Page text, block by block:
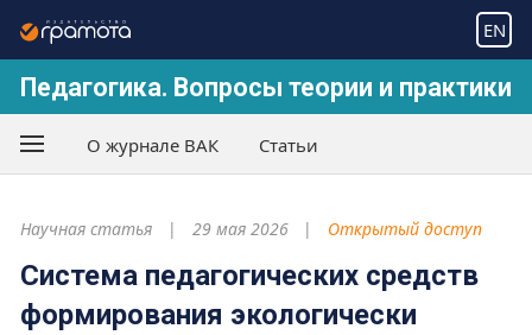
EN
Педагогика. Вопросы теории и практики
О журнале ВАК Статьи
Научная статья 29 мая 2026 Открытый доступ
Система педагогических средств
формирования экологически